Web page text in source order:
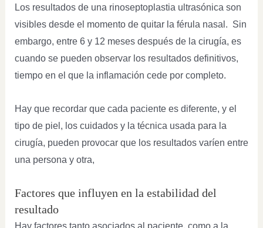
Los resultados de una rinoseptoplastia ultrasónica son
visibles desde el momento de quitar la férula nasal. Sin
embargo, entre 6 y 12 meses después de la cirugía, es
cuando se pueden observar los resultados definitivos,
tiempo en el que la inflamación cede por completo.
Hay que recordar que cada paciente es diferente, y el
tipo de piel, los cuidados y la técnica usada para la
cirugía, pueden provocar que los resultados varíen entre
una persona y otra,
Factores que influyen en la estabilidad del
resultado
Hay factores tanto asociados al paciente, como a la